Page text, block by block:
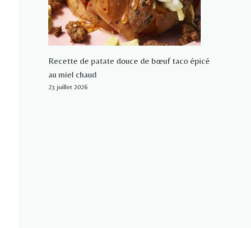
Recette de patate douce de bœuf taco épicé
au miel chaud
23 juillet 2026